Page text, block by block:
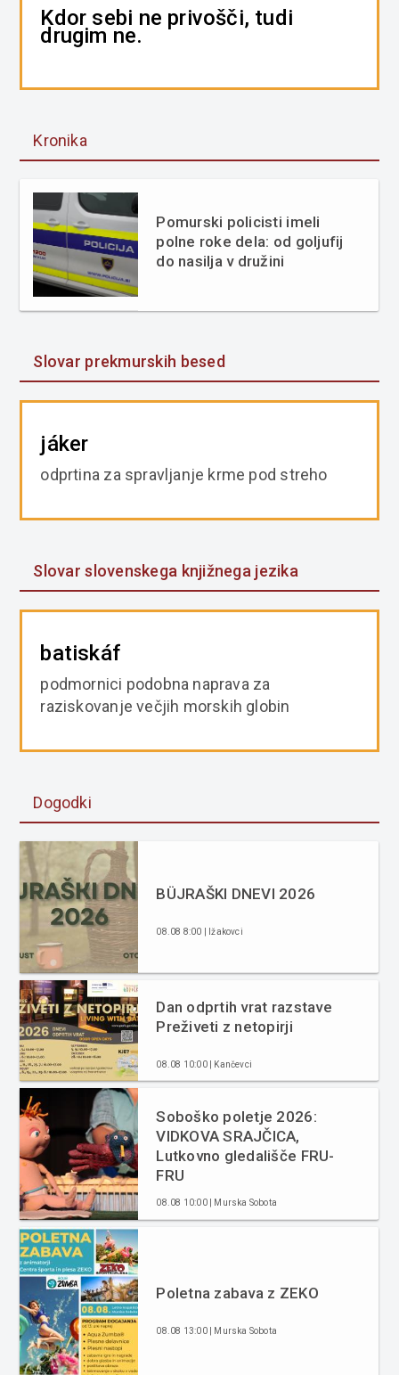
Kdor sebi ne privošči, tudi
drugim ne.
Kronika
Pomurski policisti imeli
polne roke dela: od goljufij
do nasilja v družini
Slovar prekmurskih besed
jáker
odprtina za spravljanje krme pod streho
Slovar slovenskega knjižnega jezika
batiskáf
podmornici podobna naprava za
raziskovanje večjih morskih globin
Dogodki
BÜJRAŠKI DNEVI 2026
08.08 8:00 | Ižakovci
Dan odprtih vrat razstave
Preživeti z netopirji
08.08 10:00 | Kančevci
Soboško poletje 2026:
VIDKOVA SRAJČICA,
Lutkovno gledališče FRU-
FRU
08.08 10:00 | Murska Sobota
Poletna zabava z ZEKO
08.08 13:00 | Murska Sobota